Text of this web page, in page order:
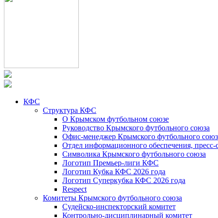
КФС
Структура КФС
О Крымском футбольном союзе
Руководство Крымского футбольного союза
Офис-менеджер Крымского футбольного
Отдел информационного обеспечения, пресс-
Символика Крымского футбольного союза
Логотип Премьер-лиги КФС
Логотип Кубка КФС 2026 года
Логотип Суперкубка КФС 2026 года
Respect
Комитеты Крымского футбольного союза
Судейско-инспекторский комитет
Контрольно-дисциплинарный комитет